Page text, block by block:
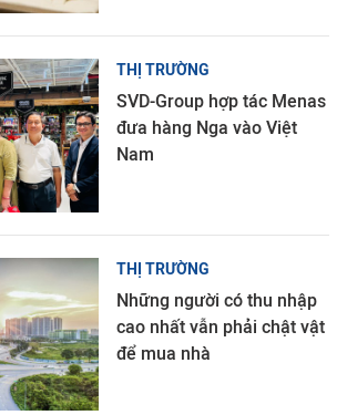
THỊ TRƯỜNG
SVD-Group hợp tác Menas
đưa hàng Nga vào Việt
Nam
THỊ TRƯỜNG
Những người có thu nhập
cao nhất vẫn phải chật vật
để mua nhà